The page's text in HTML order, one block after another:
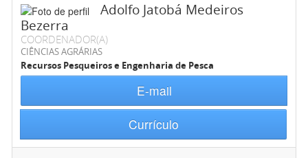
Adolfo Jatobá Medeiros
Bezerra
COORDENADOR(A)
CIÊNCIAS AGRÁRIAS
Recursos Pesqueiros e Engenharia de Pesca
E-mail
Currículo